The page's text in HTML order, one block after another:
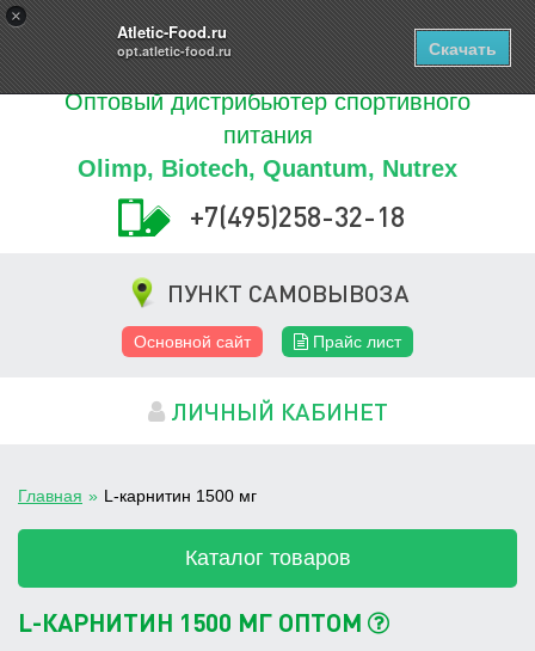
×
Atletic-Food.ru
opt.atletic-food.ru Скачать
0ТОВАРОВ
Купить
Оптовый дистрибьютер спортивного
питания
Olimp, Biotech, Quantum, Nutrex
+7(495)258-32-18
ПУНКТ САМОВЫВОЗА
Основной сайт Прайс лист
ЛИЧНЫЙ КАБИНЕТ
Главная » L-карнитин 1500 мг
Каталог товаров
L-КАРНИТИН 1500 МГ ОПТОМ